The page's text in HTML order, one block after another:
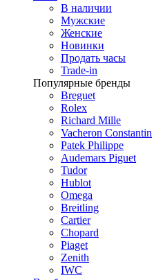
В наличии
Мужские
Женские
Новинки
Продать часы
Trade-in
Популярные бренды
Breguet
Rolex
Richard Mille
Vacheron Constantin
Patek Philippe
Audemars Piguet
Tudor
Hublot
Omega
Breitling
Cartier
Chopard
Piaget
Zenith
IWC